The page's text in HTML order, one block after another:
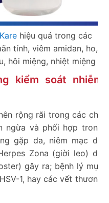
hiệu quả trong các
tính, viêm amidan, ho,
hôi miệng, nhiệt miệng
kiểm soát nhiễm
rộng rãi trong các chế
ngừa và phối hợp trong
gặp da, niêm mạc do
Zona (giời leo) do
gây ra; bệnh lý mụn
1, hay các vết thương